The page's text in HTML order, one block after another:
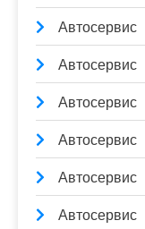
Автосервис
Автосервис
Автосервис
Автосервис
Автосервис
Автосервис